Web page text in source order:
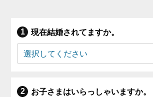
現在結婚されてますか。
お子さまはいらっしゃいますか。